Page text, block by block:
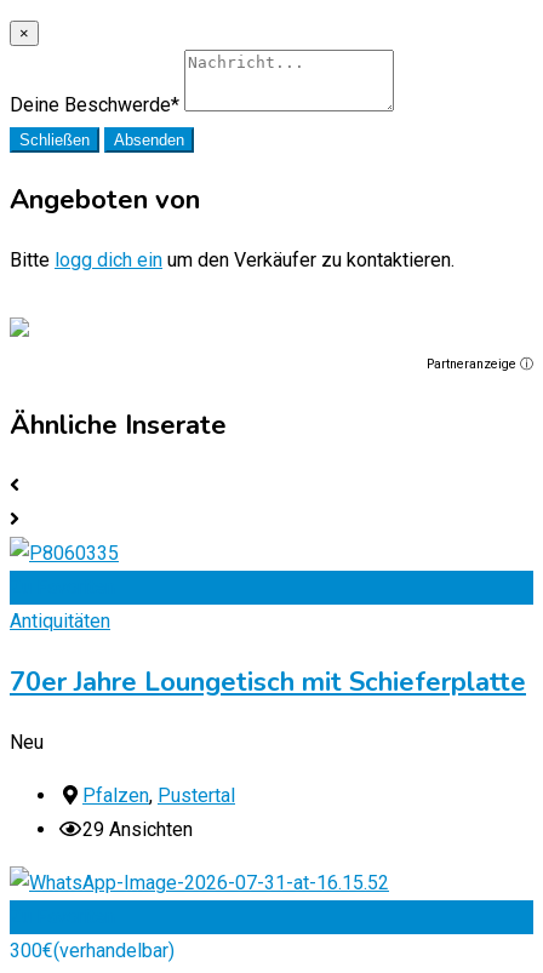
×
Deine Beschwerde*
Schließen Absenden
Angeboten von
Bitte logg dich ein um den Verkäufer zu kontaktieren.
Partneranzeige ⓘ
Ähnliche Inserate
Antiquitäten
70er Jahre Loungetisch mit Schieferplatte
Neu
Pfalzen, Pustertal
29 Ansichten
300€(verhandelbar)